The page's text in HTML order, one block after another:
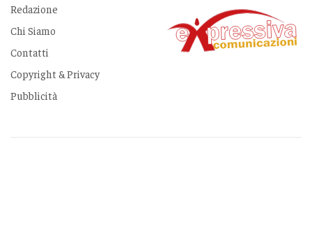
Redazione
Chi Siamo
Contatti
Copyright & Privacy
Pubblicità